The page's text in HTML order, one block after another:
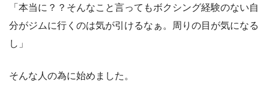
「本当に？？そんなこと言ってもボクシング経験のない自
分がジムに行くのは気が引けるなぁ。周りの目が気になる
し」
そんな人の為に始めました。